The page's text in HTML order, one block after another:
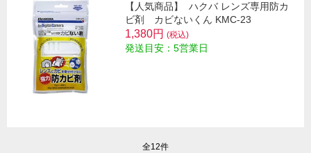
【人気商品】
ハクバ レンズ専用防カ
ビ剤 カビないくん KMC-23
1,380円 (税込)
発送目安：5営業日
全12件